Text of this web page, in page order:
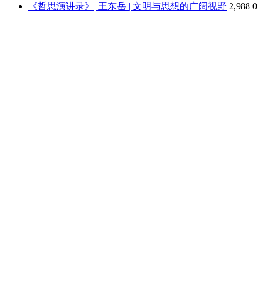
《哲思演讲录》| 王东岳 | 文明与思想的广阔视野 2,988 0